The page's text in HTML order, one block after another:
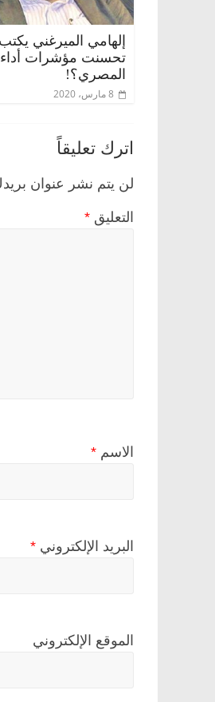
إلهامي الميرغني
تحسنت مؤشرات أداء
المصري؟!
8 مارس، 2020
اترك تعليقاً
لن يتم نشر عنوان
التعليق *
الاسم *
البريد الإلكتروني *
الموقع الإلكتروني